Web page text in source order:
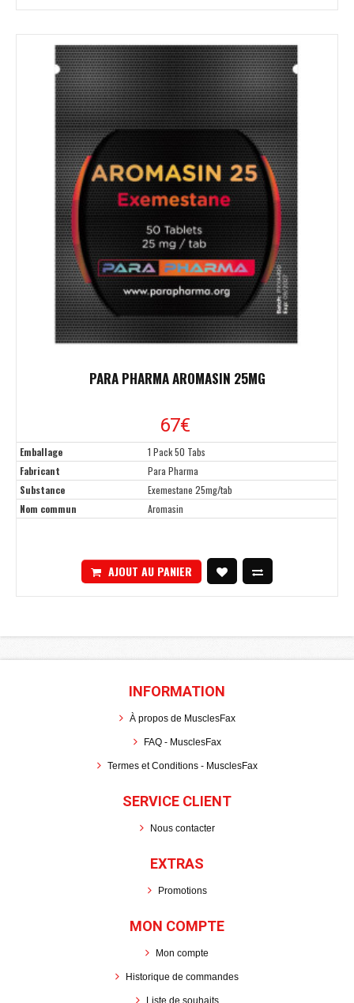
PARA PHARMA AROMASIN 25MG
67€
Emballage
1 Pack 50 Tabs
Fabricant
Para Pharma
Substance
Exemestane 25mg/tab
Nom commun
Aromasin
AJOUT AU PANIER
INFORMATION
À propos de MusclesFax
FAQ - MusclesFax
Termes et Conditions - MusclesFax
SERVICE CLIENT
Nous contacter
EXTRAS
Promotions
MON COMPTE
Mon compte
Historique de commandes
Liste de souhaits